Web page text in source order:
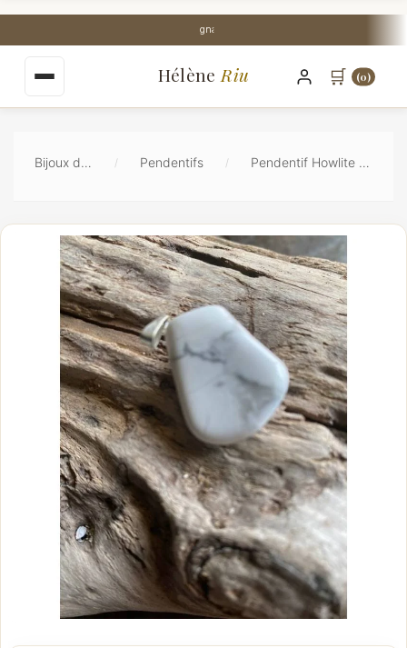
principal
Livraison Mondial Relay offerte dès 35€
🛒 (0)
Hélène Riu
Bijoux de Lithothérapie Pendentifs Pendentif Howlite blanche